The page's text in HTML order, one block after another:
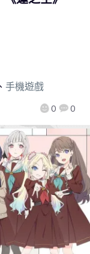
0 0
、 手機遊戲